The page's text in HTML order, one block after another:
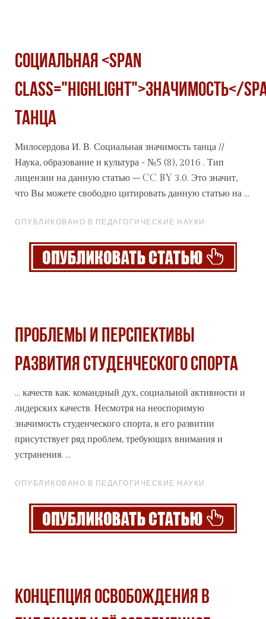
Социальная <span
class="highlight">значимость</
танца
Милосердова И. В. Социальная значимость танца //
Наука, образование и культура - №5 (8), 2016 . Тип
лицензии на данную статью – CC BY 3.0. Это значит,
что Вы можете свободно цитировать данную статью на ...
ОПУБЛИКОВАНО В ПЕДАГОГИЧЕСКИЕ НАУКИ
ПРОБЛЕМЫ И ПЕРСПЕКТИВЫ
РАЗВИТИЯ СТУДЕНЧЕСКОГО СПОРТА
... качеств как: командный дух, социальной активности и
лидерских качеств. Несмотря на неоспоримую
значимость студенческого спорта, в его развитии
присутствует ряд проблем, требующих внимания и
устранения. ...
ОПУБЛИКОВАНО В ПЕДАГОГИЧЕСКИЕ НАУКИ
КОНЦЕПЦИЯ ОСВОБОЖДЕНИЯ В